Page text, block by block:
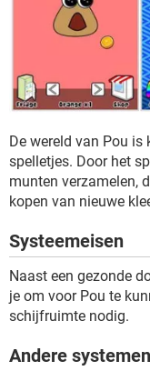
De wereld van Pou
spelletjes. Door het
munten verzamelen,
kopen van nieuwe
Systeemeisen
Naast een gezonde
je om voor Pou te
schijfruimte nodig.
Andere systemen